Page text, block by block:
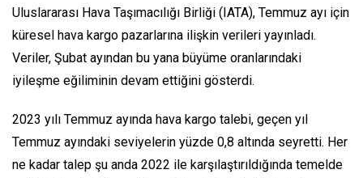
Uluslararası Hava Taşımacılığı Birliği (IATA), Temmuz ayı için
küresel hava kargo pazarlarına ilişkin verileri yayınladı.
Veriler, Şubat ayından bu yana büyüme oranlarındaki
iyileşme eğiliminin devam ettiğini gösterdi.
2023 yılı Temmuz ayında hava kargo talebi, geçen yıl
Temmuz ayındaki seviyelerin yüzde 0,8 altında seyretti. Her
ne kadar talep şu anda 2022 ile karşılaştırıldığında temelde